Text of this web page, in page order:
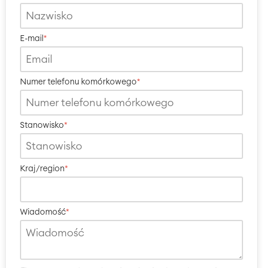
E-mail *
Numer telefonu komórkowego*
Stanowisko*
Kraj/region*
Wiadomość*